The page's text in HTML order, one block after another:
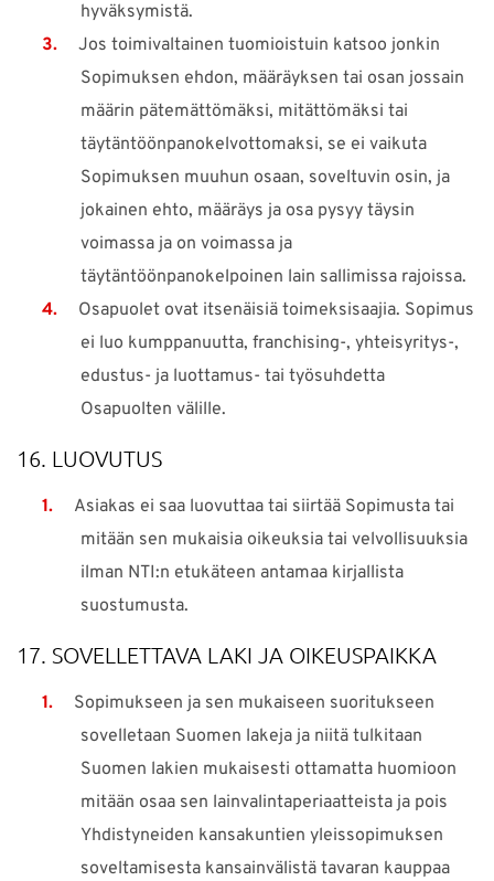
hyväksymistä.
Jos toimivaltainen tuomioistuin katsoo jonkin
Sopimuksen ehdon, määräyksen tai osan jossain
määrin pätemättömäksi, mitättömäksi tai
täytäntöönpanokelvottomaksi, se ei vaikuta
Sopimuksen muuhun osaan, soveltuvin osin, ja
jokainen ehto, määräys ja osa pysyy täysin
voimassa ja on voimassa ja
täytäntöönpanokelpoinen lain sallimissa rajoissa.
Osapuolet ovat itsenäisiä toimeksisaajia. Sopimus
ei luo kumppanuutta, franchising-, yhteisyritys-,
edustus- ja luottamus- tai työsuhdetta
Osapuolten välille.
16. LUOVUTUS
Asiakas ei saa luovuttaa tai siirtää Sopimusta tai
mitään sen mukaisia oikeuksia tai velvollisuuksia
ilman NTI:n etukäteen antamaa kirjallista
suostumusta.
17. SOVELLETTAVA LAKI JA OIKEUSPAIKKA
Sopimukseen ja sen mukaiseen suoritukseen
sovelletaan Suomen lakeja ja niitä tulkitaan
Suomen lakien mukaisesti ottamatta huomioon
mitään osaa sen lainvalintaperiaatteista ja pois
Yhdistyneiden kansakuntien yleissopimuksen
soveltamisesta kansainvälistä tavaran kauppaa